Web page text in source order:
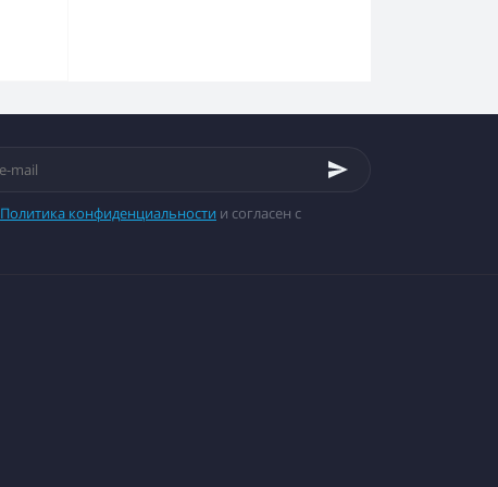
Политика конфиденциальности и согласен с